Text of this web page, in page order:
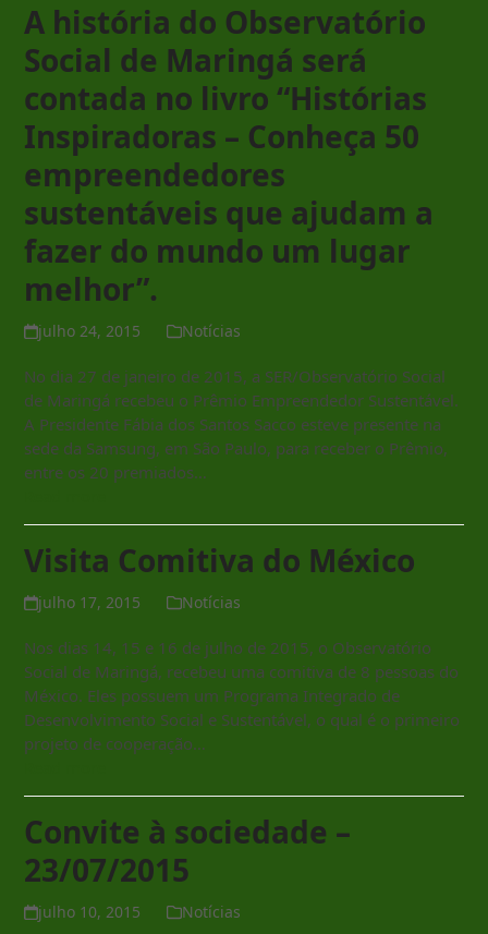
A história do Observatório
Social de Maringá será
contada no livro “Histórias
Inspiradoras – Conheça 50
empreendedores
sustentáveis que ajudam a
fazer do mundo um lugar
melhor”.
julho 24, 2015 Notícias
No dia 27 de janeiro de 2015, a SER/Observatório Social
de Maringá recebeu o Prêmio Empreendedor Sustentável.
A Presidente Fábia dos Santos Sacco esteve presente na
sede da Samsung, em São Paulo, para receber o Prêmio,
entre os 20 premiados…
Visita Comitiva do México
julho 17, 2015 Notícias
Nos dias 14, 15 e 16 de julho de 2015, o Observatório
Social de Maringá, recebeu uma comitiva de 8 pessoas do
México. Eles possuem um Programa Integrado de
Desenvolvimento Social e Sustentável, o qual é o primeiro
projeto de cooperação…
Convite à sociedade –
23/07/2015
julho 10, 2015 Notícias